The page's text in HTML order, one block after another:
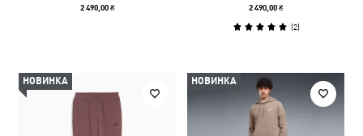
2 490,00 ₴ 2 490,00 ₴
(2)
НОВИНКА НОВИНКА